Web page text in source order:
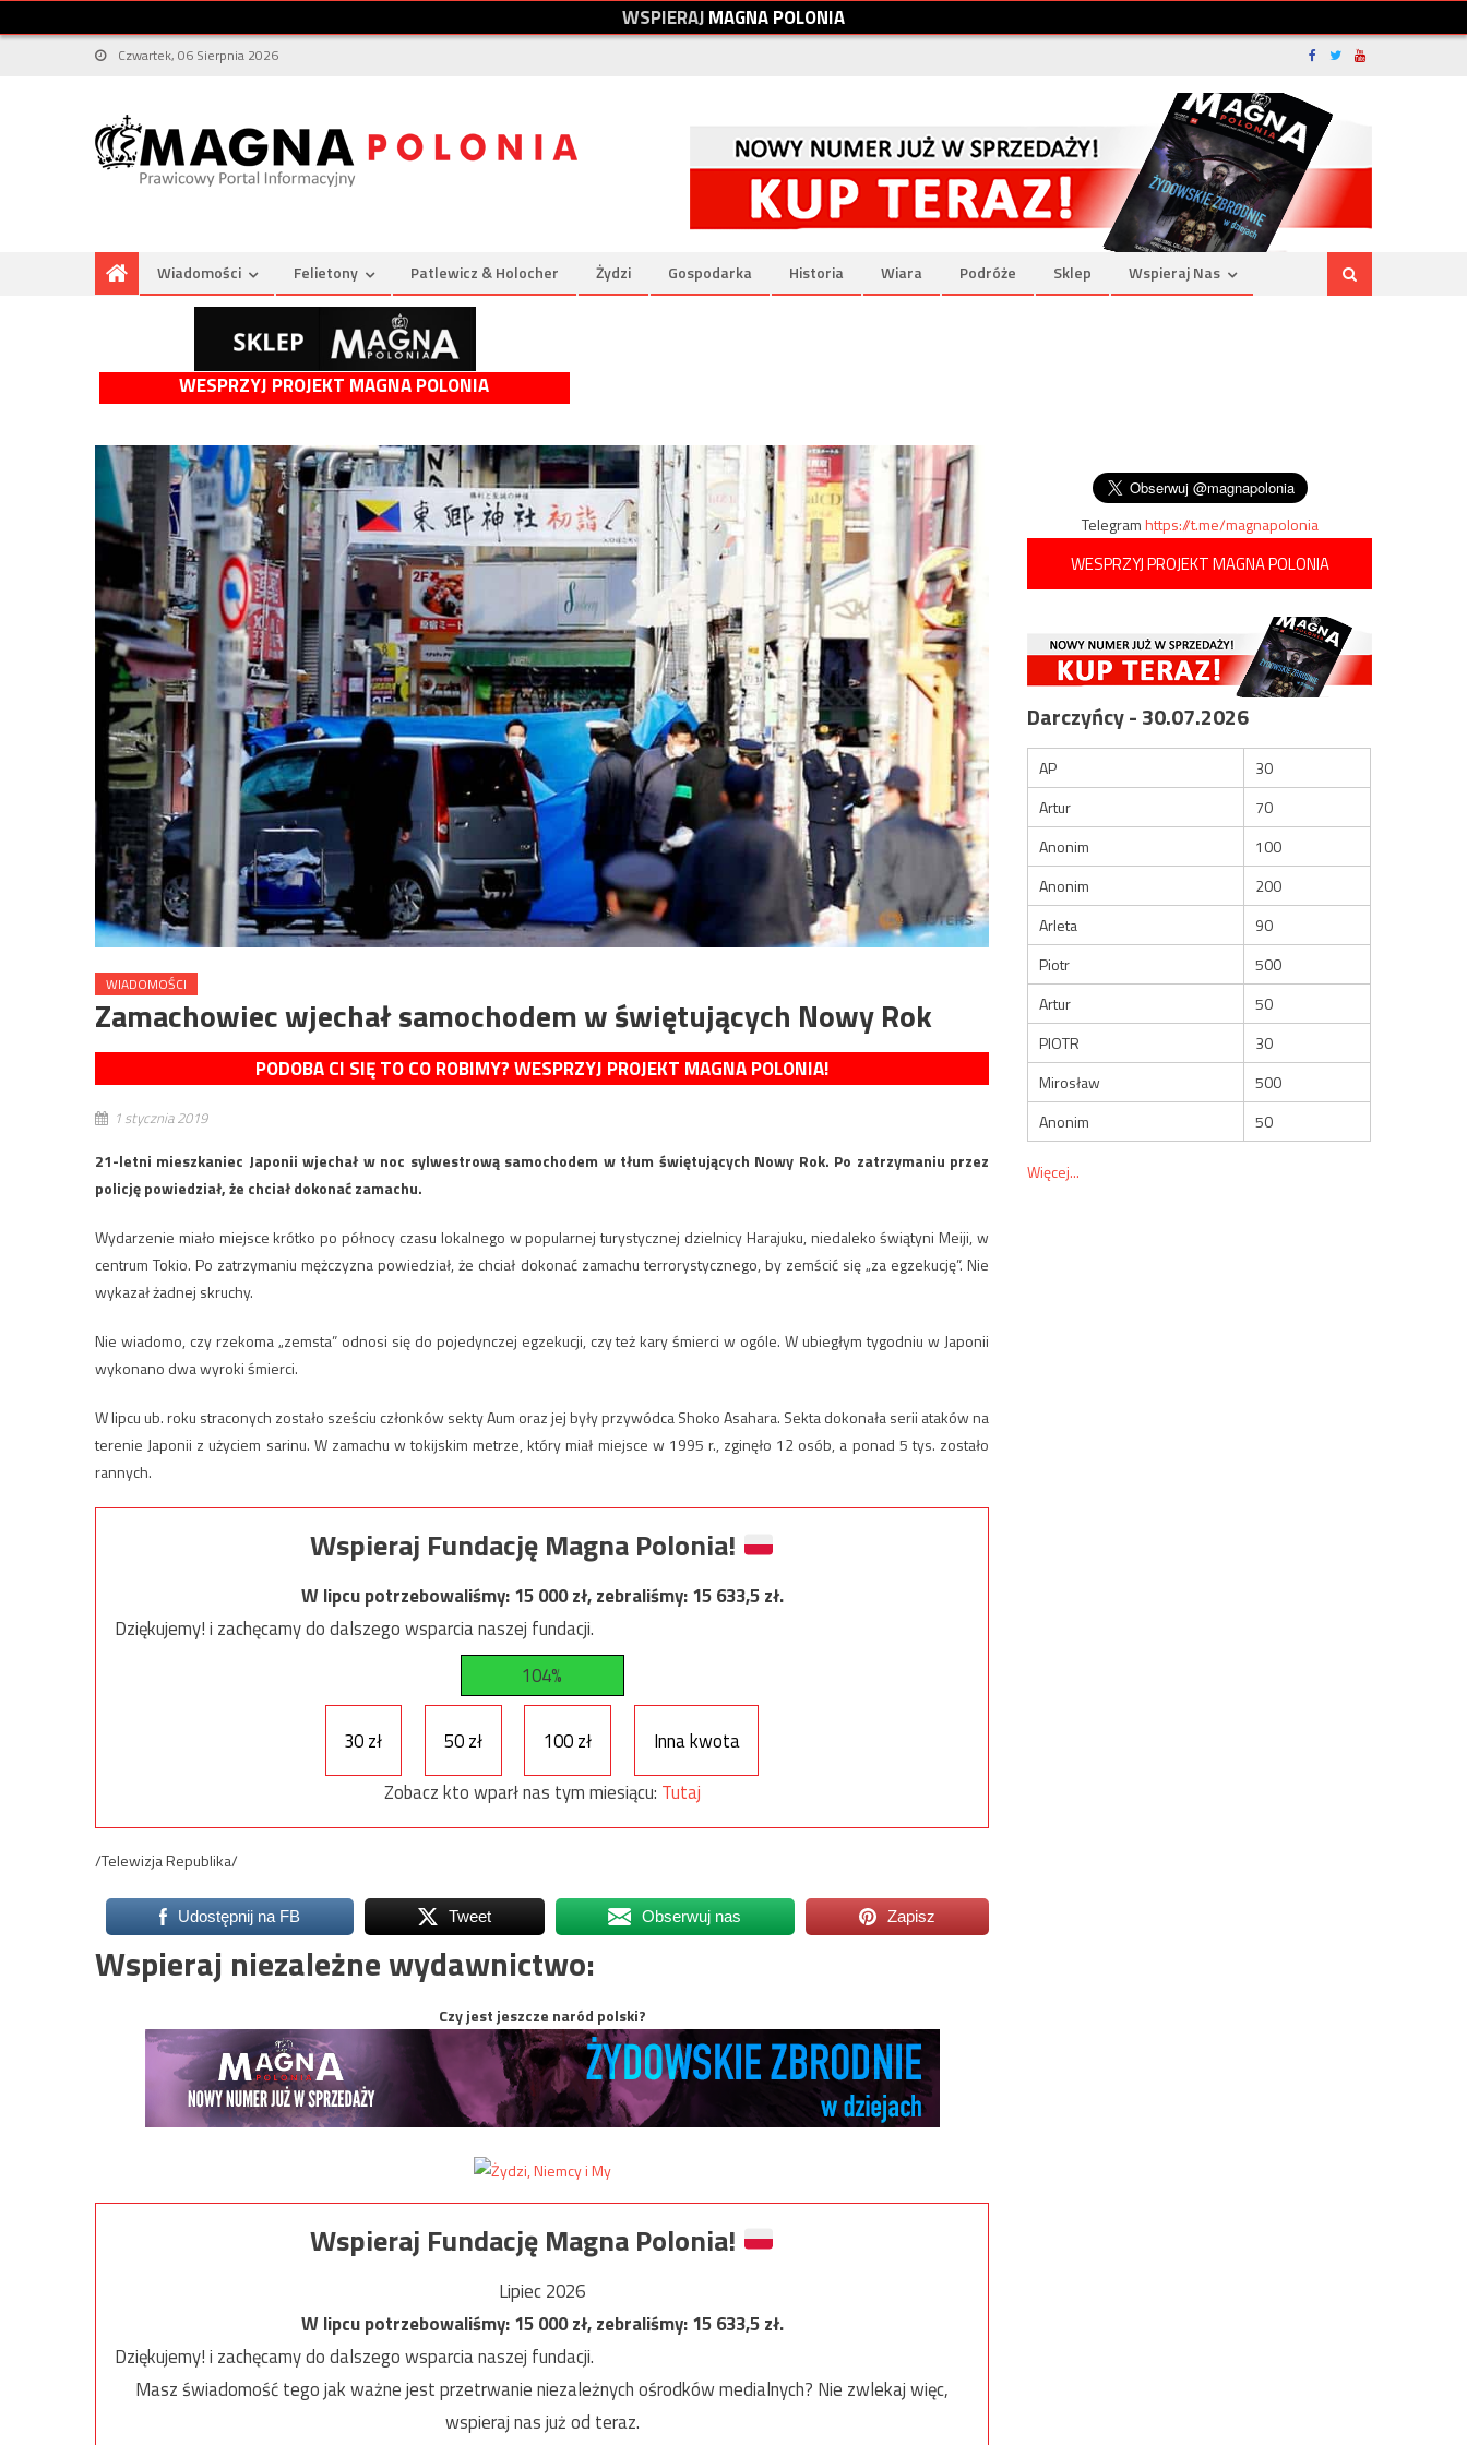
WSPIERAJMAGNAPOLONIA
Czwartek, 06 Sierpnia 2026
Wiadomości Felietony Patlewicz & Holocher Żydzi Gospodarka Historia Wiara Podróże Sklep Wspieraj Nas
WESPRZYJ PROJEKT MAGNA POLONIA
WIADOMOŚCI
Zamachowiec wjechał samochodem w świętujących Nowy Rok
PODOBA CI SIĘ TO CO ROBIMY? WESPRZYJ PROJEKT MAGNA POLONIA!
1 stycznia 2019
21-letni mieszkaniec Japonii wjechał w noc sylwestrową samochodem w tłum świętujących Nowy Rok. Po zatrzymaniu przez
policję powiedział, że chciał dokonać zamachu.
Wydarzenie miało miejsce krótko po północy czasu lokalnego w popularnej turystycznej dzielnicy Harajuku, niedaleko świątyni Meiji, w
centrum Tokio. Po zatrzymaniu mężczyzna powiedział, że chciał dokonać zamachu terrorystycznego, by zemścić się „za egzekucję”. Nie
wykazał żadnej skruchy.
Nie wiadomo, czy rzekoma „zemsta” odnosi się do pojedynczej egzekucji, czy też kary śmierci w ogóle. W ubiegłym tygodniu w Japonii
wykonano dwa wyroki śmierci.
W lipcu ub. roku straconych zostało sześciu członków sekty Aum oraz jej były przywódca Shoko Asahara. Sekta dokonała serii ataków na
terenie Japonii z użyciem sarinu. W zamachu w tokijskim metrze, który miał miejsce w 1995 r., zginęło 12 osób, a ponad 5 tys. zostało
rannych.
Wspieraj Fundację Magna Polonia!
W lipcu potrzebowaliśmy:15 000zł, zebraliśmy:15 633,5zł.
Dziękujemy! i zachęcamy do dalszego wsparcia naszej fundacji.
104%
30 zł 50 zł 100 zł
Inna kwota
Zobacz kto wparł nas tym miesiącu: Tutaj
/Telewizja Republika/
Udostępnij na FB Tweet Obserwuj nas Zapisz
Wspieraj niezależne wydawnictwo:
Czy jest jeszcze naród polski?
Wspieraj Fundację Magna Polonia!
Lipiec 2026
W lipcu potrzebowaliśmy:15 000zł, zebraliśmy:15 633,5zł.
Dziękujemy! i zachęcamy do dalszego wsparcia naszej fundacji.
Masz świadomość tego jak ważne jest przetrwanie niezależnych ośrodków medialnych? Nie zwlekaj więc,
wspieraj nas już od teraz.
Telegramhttps://t.me/magnapolonia
WESPRZYJ PROJEKT MAGNA POLONIA
Darczyńcy - 30.07.2026
AP
30
Artur
70
Anonim
100
Anonim
200
Arleta
90
Piotr
500
Artur
50
PIOTR
30
Mirosław
500
Anonim
50
Więcej...